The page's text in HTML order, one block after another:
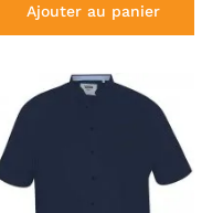
Ajouter au panier